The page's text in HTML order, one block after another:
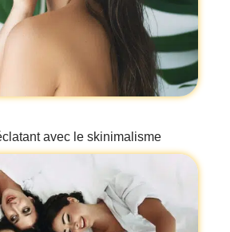
avec le skinimalisme